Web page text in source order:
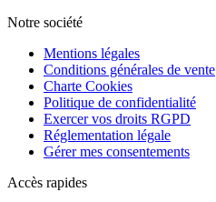
Notre société
Mentions légales
Conditions générales de vente
Charte Cookies
Politique de confidentialité
Exercer vos droits RGPD
Réglementation légale
Gérer mes consentements
Accès rapides